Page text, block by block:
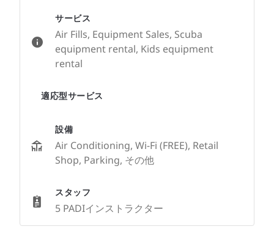
サービス
Air Fills, Equipment Sales, Scuba
equipment rental, Kids equipment
rental
適応型サービス
設備
Air Conditioning, Wi-Fi (FREE), Retail
Shop, Parking, その他
スタッフ
5 PADIインストラクター